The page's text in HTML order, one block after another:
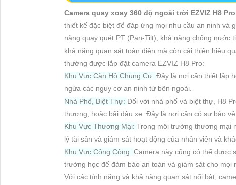
Camera quay xoay 360 độ ngoài trời EZVIZ H8 Pro
thiết kế đặc biệt để đáp ứng mọi nhu cầu an ninh
năng quay quét PT (Pan-Tilt), khả năng chống nước
khả năng quan sát toàn diện mà còn cải thiện hiệu
thường được lắp đặt camera EZVIZ H8 Pro:
Khu Vực Căn Hộ Chung Cư: Đây là nơi cần thiết lập
ngừa các nguy cơ an ninh từ bên ngoài.
Nhà Phố, Biệt Thự: Đối với nhà phố và biệt thự, H8
thượng, hoặc bãi đậu xe. Đây là nơi cần có sự bảo
Khu Vực Thương Mại: Trong môi trường thương mại
lý tài sản và giám sát hoạt động của nhân viên và
Khu Vực Công Cộng: Camera này cũng có thể được
trường học để đảm bảo an toàn và giám sát cho mọi
Với các tính năng và khả năng quan sát nổi bật,